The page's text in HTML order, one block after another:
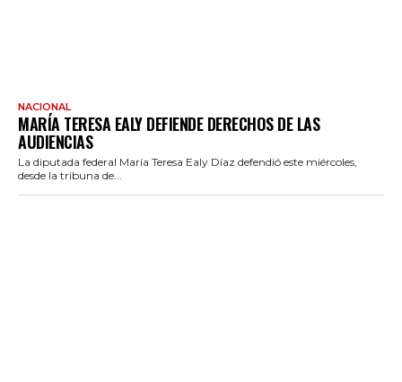
NACIONAL
MARÍA TERESA EALY DEFIENDE DERECHOS DE LAS
AUDIENCIAS
La diputada federal María Teresa Ealy Díaz defendió este miércoles,
desde la tribuna de...